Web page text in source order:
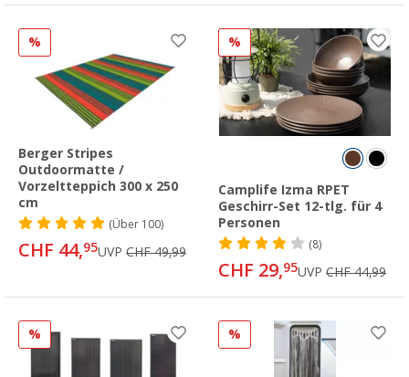
%
Berger Stripes
Outdoormatte /
Vorzeltteppich 300 x 250
cm
(Über100)
CHF 44,95UVP CHF 49,99
%
Camplife Izma RPET
Geschirr-Set 12-tlg. für 4
Personen
(8)
CHF 29,95UVP CHF 44,99
% %